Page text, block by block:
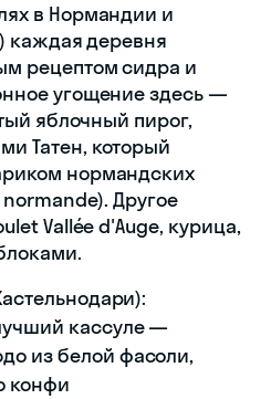
в Нормандии и
каждая деревня
рецептом сидра и
угощение здесь —
яблочный пирог,
Татен, который
нормандских
Другое
Vallée d'Auge, курица,
кассуле —
из белой фасоли,
конфи